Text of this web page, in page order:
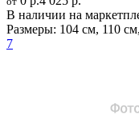
В наличии на
Размеры: 104 см, 110 см,
7